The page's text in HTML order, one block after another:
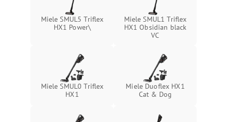
Повреждение внутренних
500 ₽ Подробнее →
Поломка системы защиты
Подробнее →
Повреждение системы
защиты от короткого
Подробнее →
Miele SMUL5 Triflex
HX1 Power\
Miele SMUL1 Triflex
HX1 Obsidian black
VC
Miele SMUL0 Triflex
HX1
Miele Duoflex HX1
Cat & Dog